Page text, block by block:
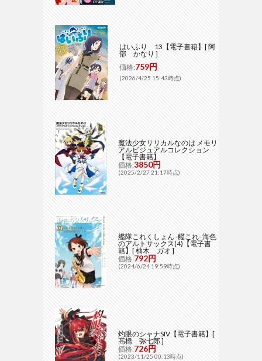
はいふり 13【電子書籍】[ 阿
部 かなり ]
価格:759円
(2026/4/25 15:43時点)
魔法少女リリカルなのは メモリ
アルビジュアルコレクション
【電子書籍】
価格:3850円
(2025/2/27 21:17時点)
艦隊これくしょん -艦これ- 海色
のアルトサックス(4)【電子書
籍】[ 柚木 ガオ ]
価格:792円
(2024/6/24 19:59時点)
灼眼のシャナSIV【電子書籍】[
高橋 弥七郎 ]
価格:726円
(2023/11/25 00:13時点)